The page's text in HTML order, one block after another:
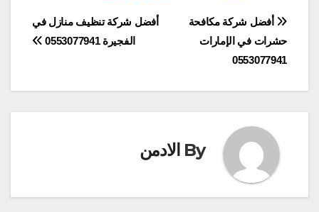
تصفّح
المقالات
أفضل شركة تنظيف منازل في
الفجيرة 0553077941
أفضل شركة مكافحة
حشرات في الإمارات
0553077941
By الادمن